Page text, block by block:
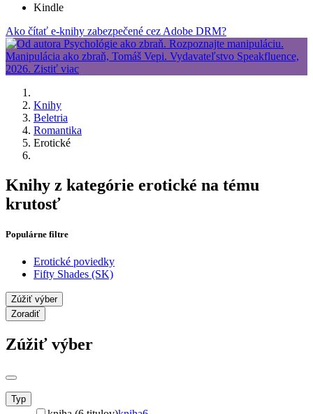
Kindle
Ako čítať e-knihy zabezpečené cez Adobe DRM?
Knihy
Beletria
Romantika
Erotické
Knihy z kategórie erotické na tému
krutosť
Populárne filtre
Erotické poviedky
Fifty Shades (SK)
Zúžiť výber
Zoradiť
Zúžiť výber
Typ